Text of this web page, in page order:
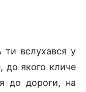
ти вслухався у
до якого кличе
до дороги, на